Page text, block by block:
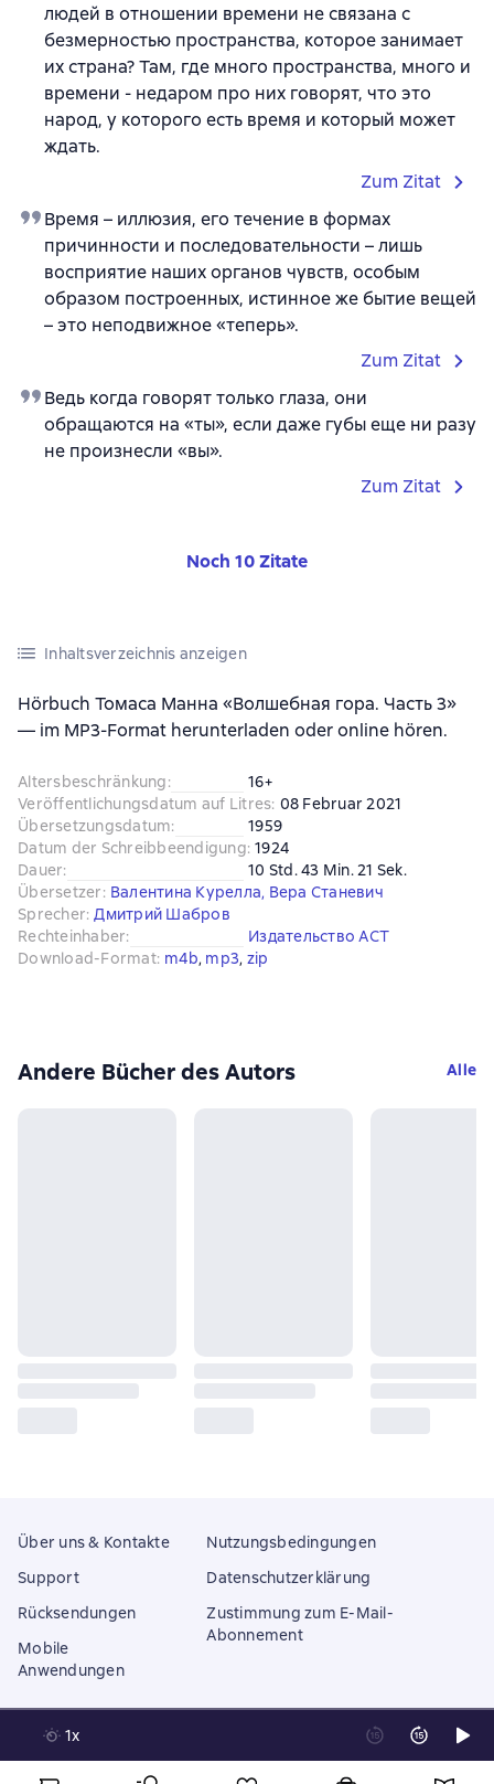
людей в отношении времени не связана с
безмерностью пространства, которое занимает
их страна? Там, где много пространства, много и
времени - недаром про них говорят, что это
народ, у которого есть время и который может
ждать.
Zum Zitat
Время – иллюзия, его течение в формах
причинности и последовательности – лишь
восприятие наших органов чувств, особым
образом построенных, истинное же бытие вещей
– это неподвижное «теперь».
Zum Zitat
Ведь когда говорят только глаза, они
обращаются на «ты», если даже губы еще ни разу
не произнесли «вы».
Zum Zitat
Noch 10 Zitate
Inhaltsverzeichnis anzeigen
Hörbuch Томаса Манна «Волшебная гора. Часть 3»
— im MP3-Format herunterladen oder online hören.
Altersbeschränkung:
16+
Veröffentlichungsdatum auf Litres: 08 Februar 2021
Übersetzungsdatum:
1959
Datum der Schreibbeendigung: 1924
Dauer:
10 Std. 43 Min. 21 Sek.
Übersetzer: Валентина Курелла, Вера Станевич
Sprecher: Дмитрий Шабров
Rechteinhaber:
Издательство АСТ
Download-Format: m4b, mp3, zip
Andere Bücher des Autors Alle
1x
Über uns & Kontakte
Support
Rücksendungen
Mobile
Anwendungen
Nutzungsbedingungen
Datenschutzerklärung
Zustimmung zum E-Mail-
Abonnement
18 Mallow street co. Limerick, Ireland